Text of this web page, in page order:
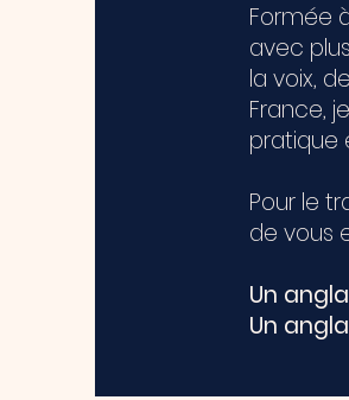
Formée
avec
la voix,
France,
pratique
Pour le
de vous
Un
Un